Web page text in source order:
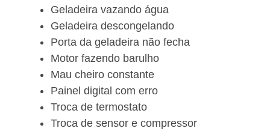
Geladeira vazando água
Geladeira descongelando
Porta da geladeira não fecha
Motor fazendo barulho
Mau cheiro constante
Painel digital com erro
Troca de termostato
Troca de sensor e compressor